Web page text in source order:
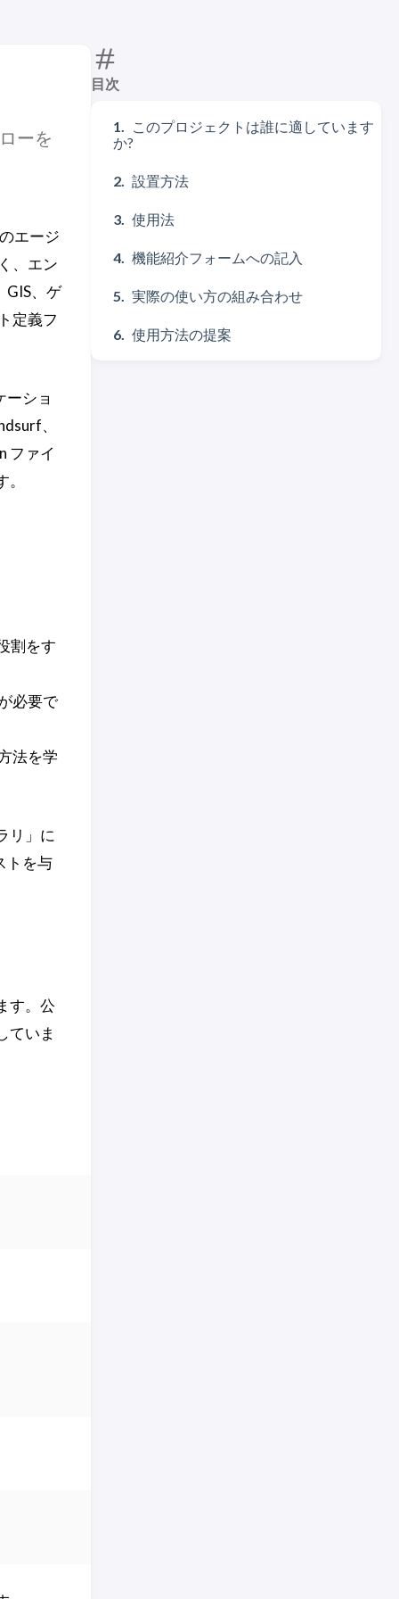
目次
このプロジェクトは誰に適しています
か?
設置方法
使用法
機能紹介フォームへの記入
実際の使い方の組み合わせ
使用方法の提案
ーを
エージ
、エン
GIS、ゲ
定義フ
ショ
、
ファイ
割をす
必要で
法を学
リ」に
トを与
す。公
ていま